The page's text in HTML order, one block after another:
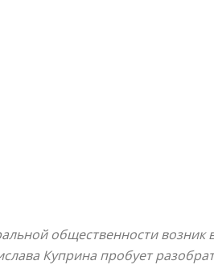
общественности
Куприна пробует